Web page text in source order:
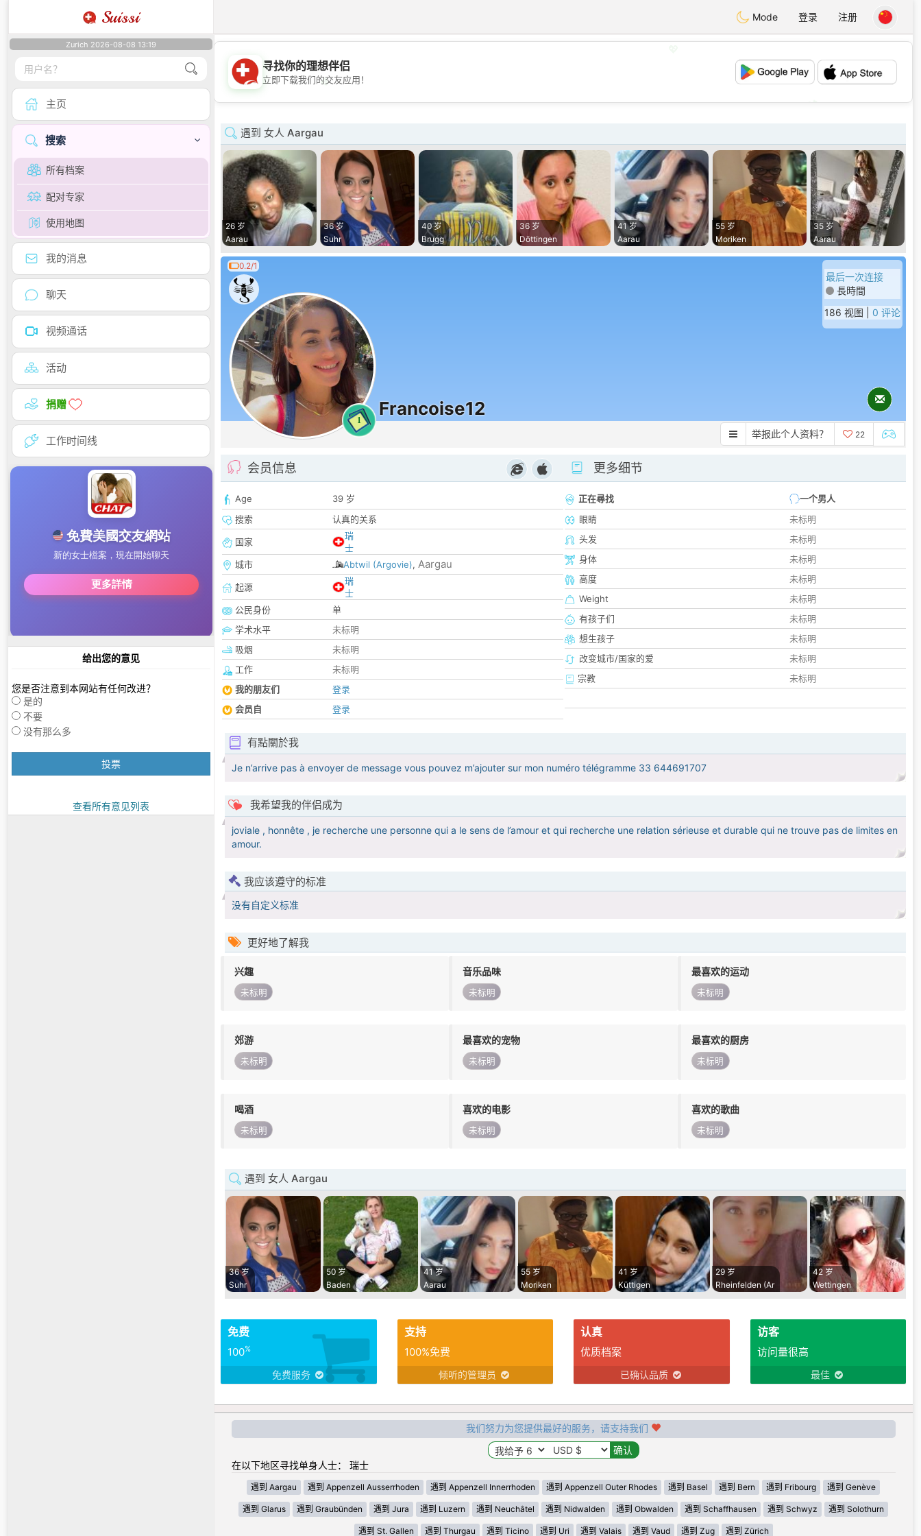
Suissi Mode 登录 注册
Zurich 2026-08-08 13:19
主页
搜索
所有档案
配对专家
使用地图
我的消息
聊天
视频通话
活动
捐赠
工作时间线
给出您的意见
您是否注意到本网站有任何改进？
是的
不要
没有那么多
投票
查看所有意见列表
💖
💕
寻找你的理想伴侣
立即下载我们的交友应用！
遇到 女人 Aargau
26 岁
Aarau
36 岁
Suhr
40 岁
Brugg
36 岁
Döttingen
41 岁
Aarau
55 岁
Moriken
35 岁
Aarau
0.2/1
1
Francoise12
最后一次连接
長時間
186 视图 | 0 评论
举报此个人资料？ 22
会员信息
Age
39 岁
搜索
认真的关系
国家
瑞
士
城市
Abtwil (Argovie), Aargau
起源
瑞
士
公民身份
单
学术水平
未标明
吸烟
未标明
工作
未标明
我的朋友们
登录
会员自
登录
更多细节
正在尋找
一个男人
眼睛
未标明
头发
未标明
身体
未标明
高度
未标明
Weight
未标明
有孩子们
未标明
想生孩子
未标明
改变城市/国家的爱
未标明
宗教
未标明
有點關於我
Je n’arrive pas à envoyer de message vous pouvez m’ajouter sur mon numéro télégramme 33 644691707
我希望我的伴侣成为
joviale , honnête , je recherche une personne qui a le sens de l’amour et qui recherche une relation sérieuse et durable qui ne trouve pas de limites en
amour.
我应该遵守的标准
没有自定义标准
更好地了解我
兴趣
未标明
音乐品味
未标明
最喜欢的运动
未标明
郊游
未标明
最喜欢的宠物
未标明
最喜欢的厨房
未标明
喝酒
未标明
喜欢的电影
未标明
喜欢的歌曲
未标明
遇到 女人 Aargau
36 岁
Suhr
50 岁
Baden
41 岁
Aarau
55 岁
Moriken
41 岁
Küttigen
29 岁
Rheinfelden (Ar
42 岁
Wettingen
免费
100%
免费服务
支持
100%免费
倾听的管理员
认真
优质档案
已确认品质
访客
访问量很高
最佳
我们努力为您提供最好的服务，请支持我们
在以下地区寻找单身人士： 瑞士
遇到 Aargau 遇到 Appenzell Ausserrhoden 遇到 Appenzell Innerrhoden 遇到 Appenzell Outer Rhodes 遇到 Basel 遇到 Bern 遇到 Fribourg 遇到 Genève
遇到 Glarus 遇到 Graubünden 遇到 Jura 遇到 Luzern 遇到 Neuchâtel 遇到 Nidwalden 遇到 Obwalden 遇到 Schaffhausen 遇到 Schwyz 遇到 Solothurn
遇到 St. Gallen 遇到 Thurgau 遇到 Ticino 遇到 Uri 遇到 Valais 遇到 Vaud 遇到 Zug 遇到 Zürich